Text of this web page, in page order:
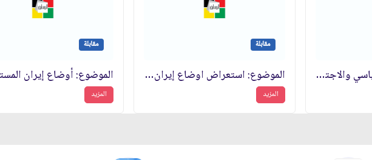
الموضوع: التوجه السياسي والاجتماعي للنظام الإسلامي‏
مقابلة
الموضوع: استعراض اوضاع إيران المستقبلية
المزيد
مقابلة
الموضوع: أوضاع إيران
المزيد